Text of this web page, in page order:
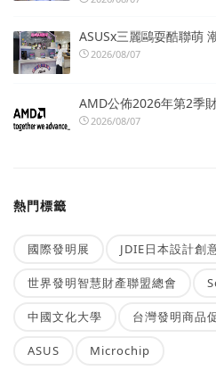
ASUSx三麗鷗耍酷聯萌
2026/08/07
AMD公佈2026年第2季
2026/08/07
熱門標籤
國際發明展 JDIE日本設計創
世界發明智慧財產聯盟總會
中國文化大學 台灣發明商品
ASUS Microchip